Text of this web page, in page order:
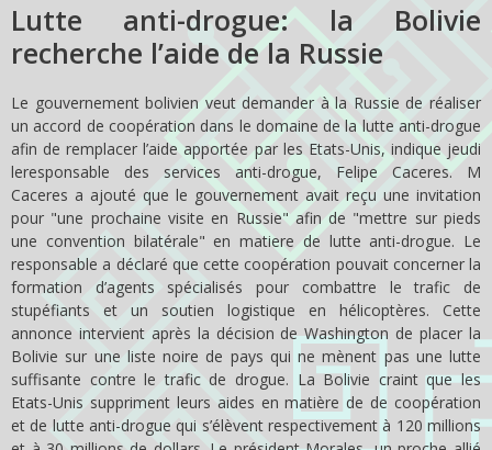
Lutte anti-drogue: la Bolivie
recherche l’aide de la Russie
Le gouvernement bolivien veut demander à la Russie de réaliser
un accord de coopération dans le domaine de la lutte anti-drogue
afin de remplacer l’aide apportée par les Etats-Unis, indique jeudi
leresponsable des services anti-drogue, Felipe Caceres. M
Caceres a ajouté que le gouvernement avait reçu une invitation
pour "une prochaine visite en Russie" afin de "mettre sur pieds
une convention bilatérale" en matiere de lutte anti-drogue. Le
responsable a déclaré que cette coopération pouvait concerner la
formation d’agents spécialisés pour combattre le trafic de
stupéfiants et un soutien logistique en hélicoptères. Cette
annonce intervient après la décision de Washington de placer la
Bolivie sur une liste noire de pays qui ne mènent pas une lutte
suffisante contre le trafic de drogue. La Bolivie craint que les
Etats-Unis suppriment leurs aides en matière de de coopération
et de lutte anti-drogue qui s’élèvent respectivement à 120 millions